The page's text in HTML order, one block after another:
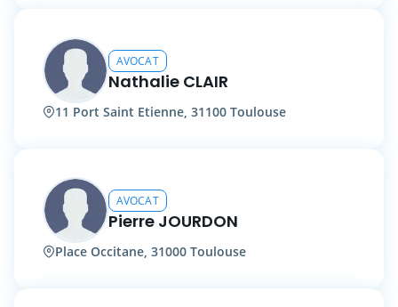
AVOCAT
Nathalie CLAIR
11 Port Saint Etienne, 31100 Toulouse
AVOCAT
Pierre JOURDON
Place Occitane, 31000 Toulouse